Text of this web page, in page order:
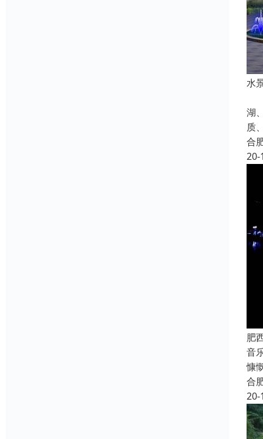
水
湖
质
合
20-
肥
音
慷
合
20-